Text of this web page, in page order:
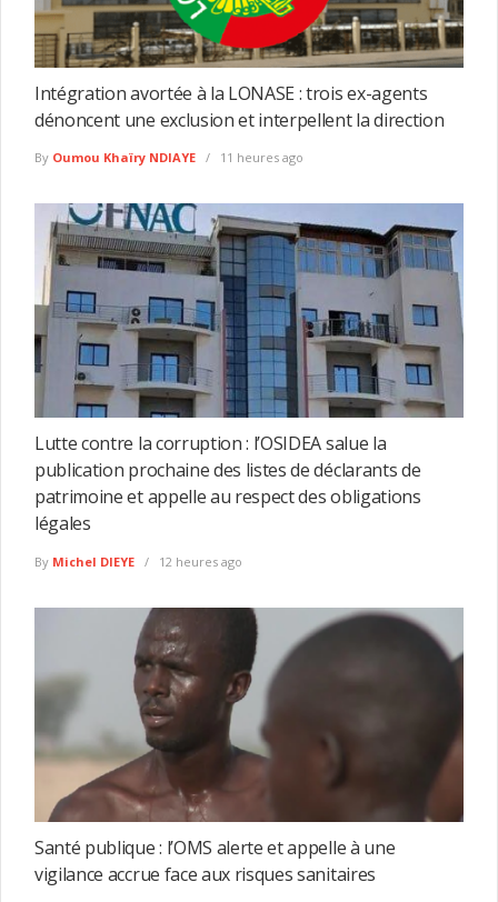
Intégration avortée à la LONASE : trois ex-agents
dénoncent une exclusion et interpellent la direction
By Oumou Khaïry NDIAYE 11 heures ago
Lutte contre la corruption : l’OSIDEA salue la
publication prochaine des listes de déclarants de
patrimoine et appelle au respect des obligations
légales
By Michel DIEYE 12 heures ago
Santé publique : l’OMS alerte et appelle à une
vigilance accrue face aux risques sanitaires